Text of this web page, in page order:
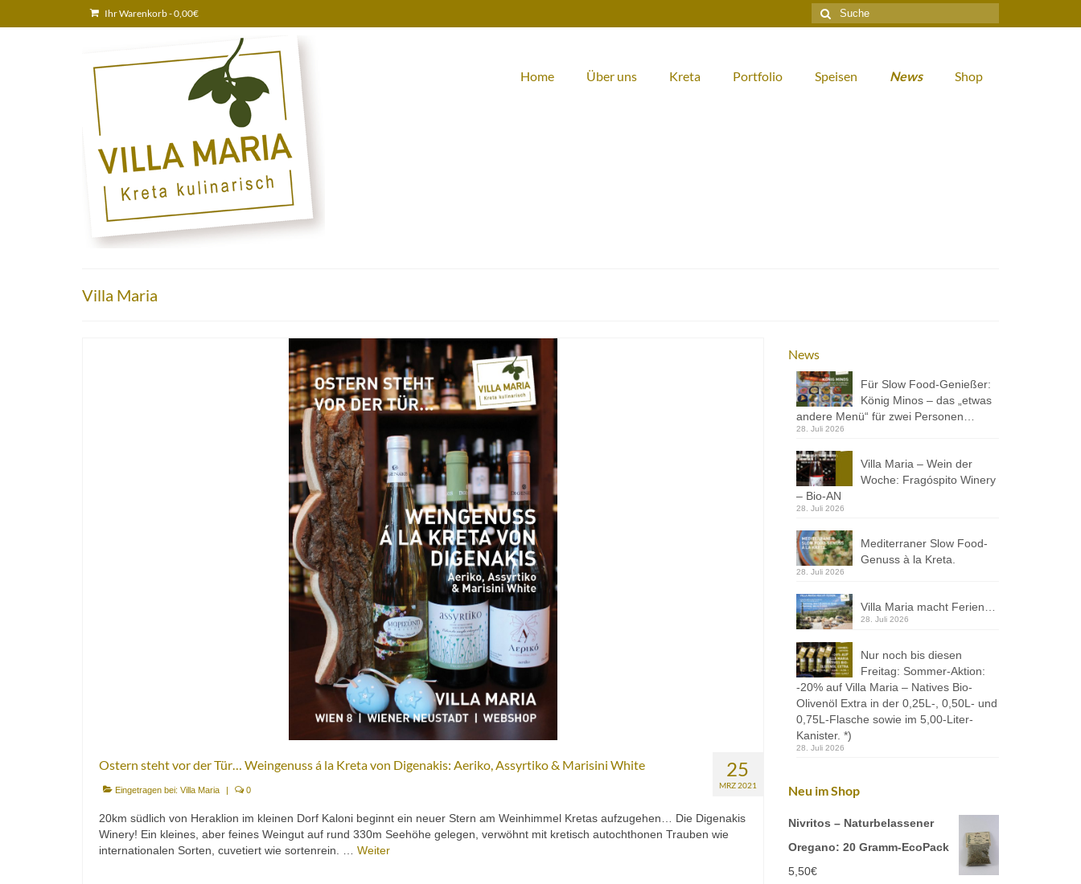
Ihr Warenkorb-0,00€
Suche
nach:
Home Über uns Kreta Portfolio Speisen News Shop
Villa Maria
25
MRZ 2021
Ostern steht vor der Tür… Weingenuss á la Kreta von Digenakis: Aeriko, Assyrtiko & Marisini White
Eingetragen bei: Villa Maria | 0
20km südlich von Heraklion im kleinen Dorf Kaloni beginnt ein neuer Stern am Weinhimmel Kretas aufzugehen… Die Digenakis
Winery! Ein kleines, aber feines Weingut auf rund 330m Seehöhe gelegen, verwöhnt mit kretisch autochthonen Trauben wie
internationalen Sorten, cuvetiert wie sortenrein. … Weiter
News
Für Slow Food-Genießer:
König Minos – das „etwas
andere Menü“ für zwei Personen…
28. Juli 2026
Villa Maria – Wein der
Woche: Fragóspito Winery
– Bio-AN
28. Juli 2026
Mediterraner Slow Food-
Genuss à la Kreta.
28. Juli 2026
Villa Maria macht Ferien…
28. Juli 2026
Nur noch bis diesen
Freitag: Sommer-Aktion:
-20% auf Villa Maria – Natives Bio-
Olivenöl Extra in der 0,25L-, 0,50L- und
0,75L-Flasche sowie im 5,00-Liter-
Kanister. *)
28. Juli 2026
Neu im Shop
Nivritos – Naturbelassener
Oregano: 20 Gramm-EcoPack
5,50€